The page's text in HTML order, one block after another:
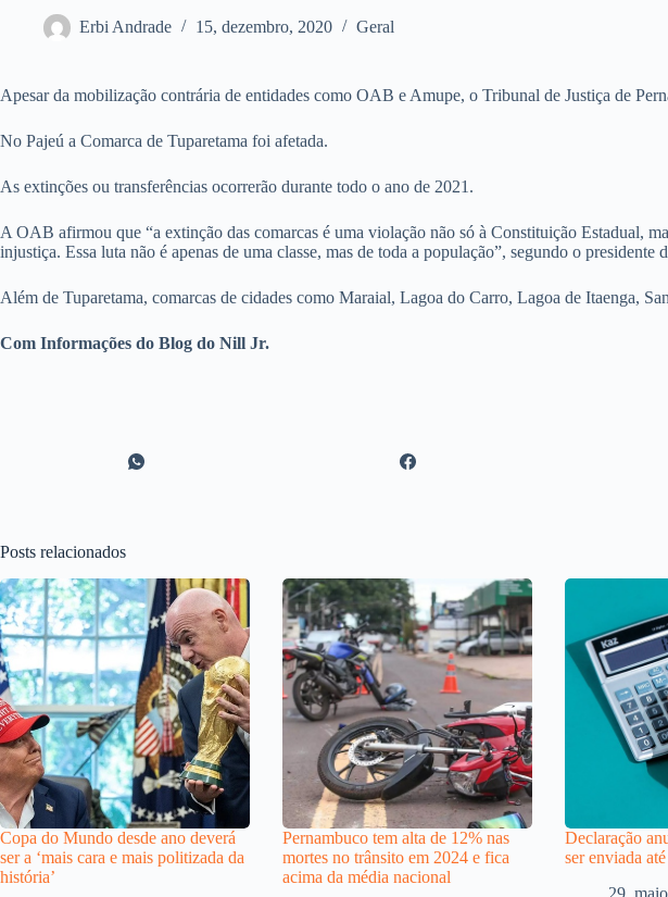
Erbi Andrade 15, dezembro, 2020 Geral
Apesar da mobilização contrária de entidades como OAB e Amupe, o Tribunal de Justiça de
No Pajeú a Comarca de Tuparetama foi afetada.
As extinções ou transferências ocorrerão durante todo o ano de 2021.
A OAB afirmou que “a extinção das comarcas é uma violação não só à Constituição Estadual,
injustiça. Essa luta não é apenas de uma classe, mas de toda a população”, segundo o
Além de Tuparetama, comarcas de cidades como Maraial, Lagoa do Carro, Lagoa de Itaenga,
Com Informações do Blog do Nill Jr.
Posts relacionados
Copa do Mundo desde ano deverá
ser a ‘mais cara e mais politizada da
história’
Pernambuco tem alta de 12% nas
mortes no trânsito em 2024 e fica
acima da média nacional
Declaração
ser enviada
29,